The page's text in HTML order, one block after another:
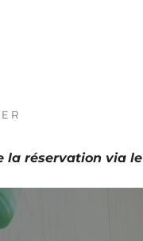
la réservation via le